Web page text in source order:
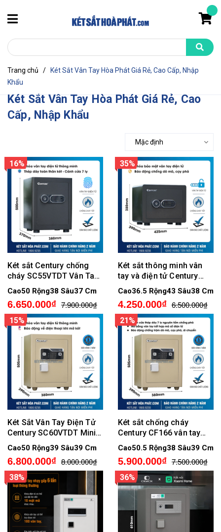
Trang chủ /
Két Sắt Vân Tay Hòa Phát Giá Rẻ, Cao Cấp, Nhập
Khẩu
Két Sắt Vân Tay Hòa Phát Giá Rẻ, Cao
Cấp, Nhập Khẩu
Mặc định
16%
Két sắt Century chống
cháy SC55VTDT Vân Tay
Điện Tử Chính Hãng
Cao50 Rộng38 Sâu37 Cm
6.650.000₫ 7.900.000₫
35%
Két sắt thông minh vân
tay và điện tử Century
CF50VTDT chống cháy
Cao36.5 Rộng43 Sâu38 Cm
4.250.000₫ 6.500.000₫
15%
Két Sắt Vân Tay Điện Tử
Century SC60VTDT Mini
Chống Cháy Cao Cấp
Cao50 Rộng39 Sâu39 Cm
6.800.000₫ 8.000.000₫
21%
Két sắt chống cháy
Century CF166 vân tay
điện tử cao cấp
Cao50.5 Rộng38 Sâu39 Cm
5.900.000₫ 7.500.000₫
38% 36%